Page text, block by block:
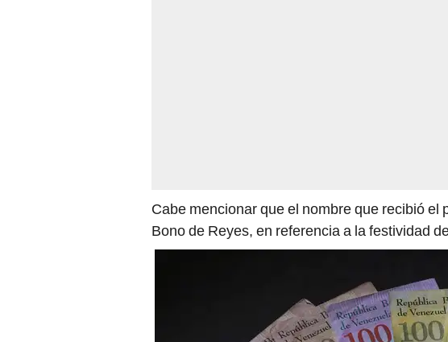
Cabe mencionar que el nombre que recibió el
Bono de Reyes, en referencia a la festividad